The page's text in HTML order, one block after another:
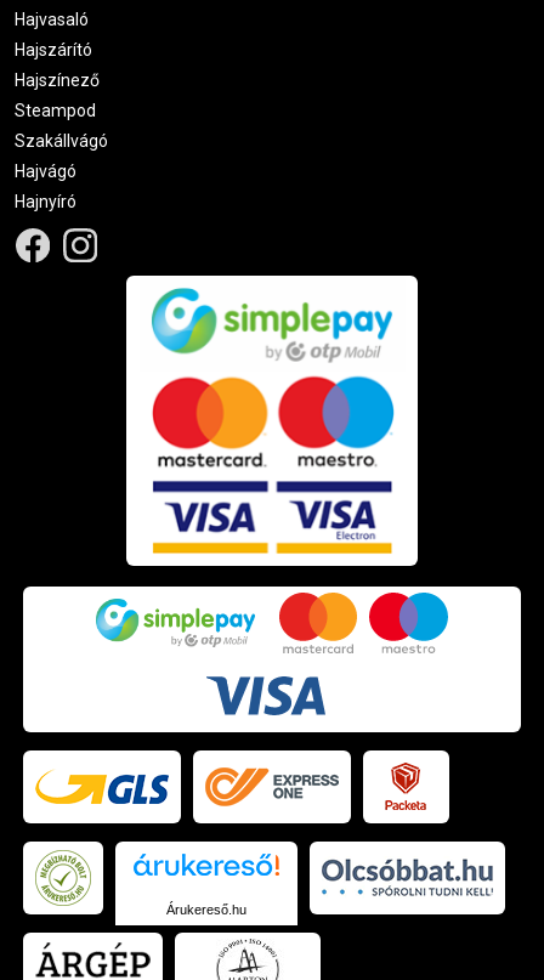
Hajvasaló
Hajszárító
Hajszínező
Steampod
Szakállvágó
Hajvágó
Hajnyíró
Árukereső.hu